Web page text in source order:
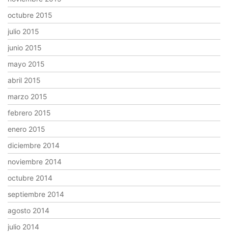
octubre 2015
julio 2015
junio 2015
mayo 2015
abril 2015
marzo 2015
febrero 2015
enero 2015
diciembre 2014
noviembre 2014
octubre 2014
septiembre 2014
agosto 2014
julio 2014